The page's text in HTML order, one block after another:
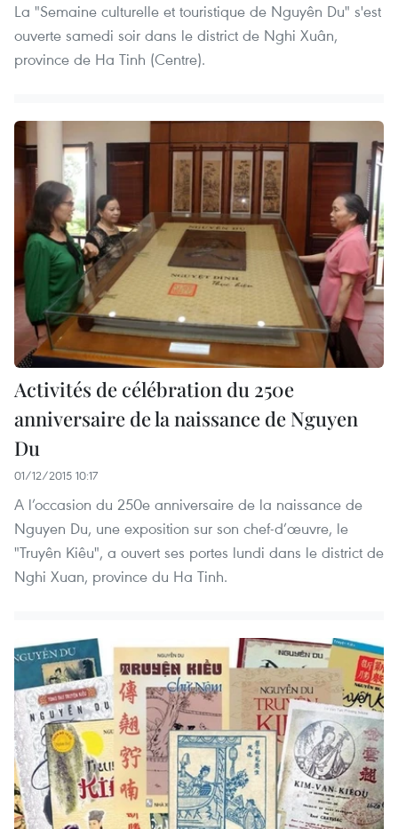
La "Semaine culturelle et touristique de Nguyên Du" s'est
ouverte samedi soir dans le district de Nghi Xuân,
province de Ha Tinh (Centre).
Activités de célébration du 250e
anniversaire de la naissance de Nguyen
Du
01/12/2015 10:17
A l’occasion du 250e anniversaire de la naissance de
Nguyen Du, une exposition sur son chef-d’œuvre, le
"Truyên Kiêu", a ouvert ses portes lundi dans le district de
Nghi Xuan, province du Ha Tinh.